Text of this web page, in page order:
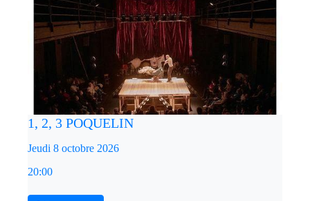
1, 2, 3 POQUELIN
Jeudi 8 octobre 2026
20:00